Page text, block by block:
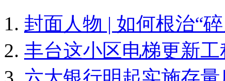
封面人物 | 如何根治“
丰台这小区电梯更新